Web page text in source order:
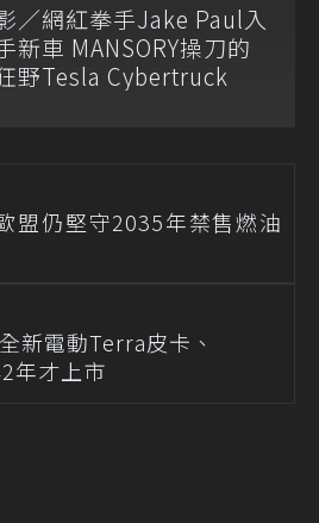
／網紅拳手Jake Paul入
新車 MANSORY操刀的
野Tesla Cybertruck
盟仍堅守2035年禁售燃油
新電動Terra皮卡、
年才上市